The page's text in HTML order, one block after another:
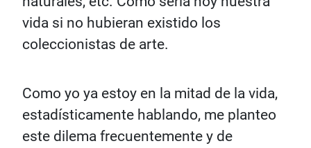
vida si no hubieran existido los
coleccionistas de arte.
Como yo ya estoy en la mitad de la vida,
estadísticamente hablando, me planteo
este dilema frecuentemente y de